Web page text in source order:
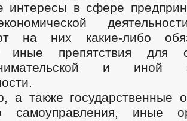
интересы в сфере
на них какие-либо
иные препятствия для
и иной
а также государственные
самоуправления, иные